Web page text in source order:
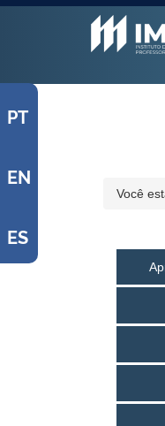
PT
EN
ES
Você